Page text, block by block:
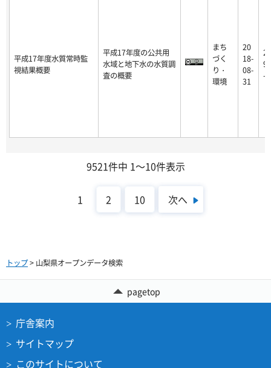
平成17年度水質常時監
視結果概要
平成17年度の公共用
水域と地下水の水質調
査の概要
まち
づく
り・
環境
20
18-
08-
31
-
9521件中 1～10件表示
1 2 10 次へ
トップ> 山梨県オープンデータ検索
pagetop
庁舎案内
サイトマップ
このサイトについて